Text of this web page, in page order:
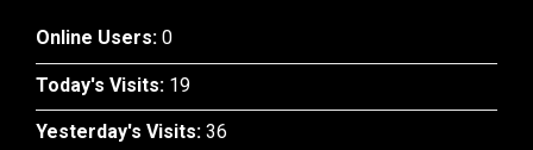
Online Users: 0
Today's Visits: 19
Yesterday's Visits: 36